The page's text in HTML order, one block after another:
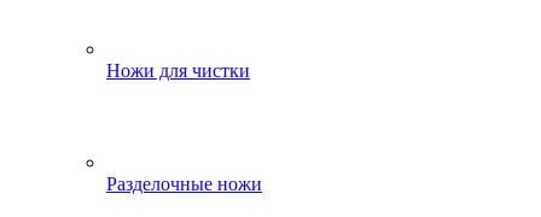
Ножи для чистки
Разделочные ножи